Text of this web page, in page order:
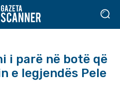
i parë në botë që
e legjendës Pele